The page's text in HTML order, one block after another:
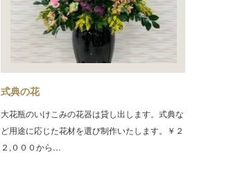
式典の花
大花瓶のいけこみの花器は貸し出します。式典な
ど用途に応じた花材を選び制作いたします。￥２
２,０００から…